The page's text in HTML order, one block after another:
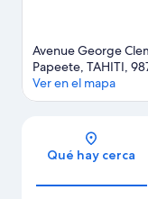
Avenue George
Papeete, TAHITI,
Ver en el mapa
Qué hay cerca